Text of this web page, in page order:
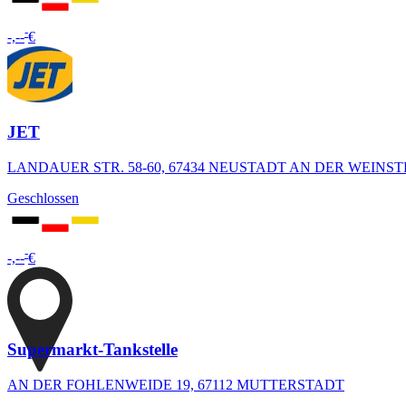
-,---€
JET
LANDAUER STR. 58-60, 67434 NEUSTADT AN DER
Geschlossen
-,---€
Supermarkt-Tankstelle
AN DER FOHLENWEIDE 19, 67112 MUTTERSTADT